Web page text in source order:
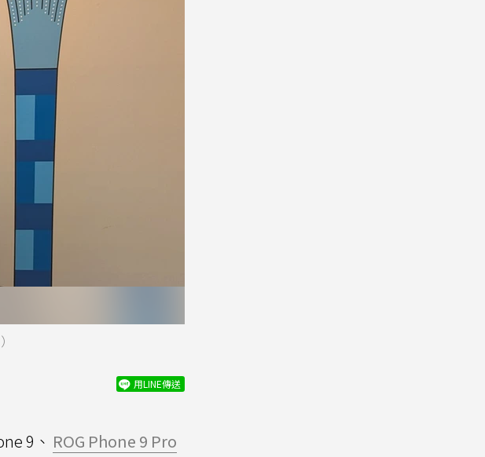
用LINE傳送
9、 ROG Phone 9 Pro